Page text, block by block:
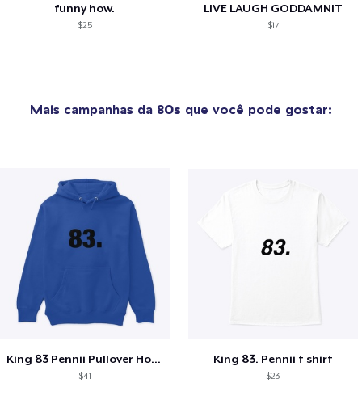
funny how.
$25
LIVE LAUGH GODDAMNIT
$17
Mais campanhas da 80s que você pode gostar:
King 83 Pennii Pullover Hoodie
$41
King 83. Pennii t shirt
$23